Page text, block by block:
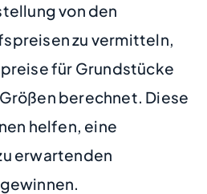
von den
zu vermitteln,
für Grundstücke
berechnet. Diese
helfen, eine
erwartenden